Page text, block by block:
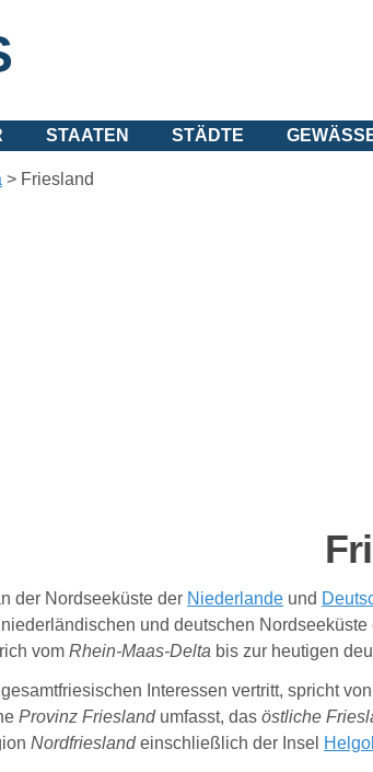
STAATEN STÄDTE
> Friesland
der Nordseeküste der Niederlande und
und deutschen
vom Rhein-Maas-Delta bis zur heutigen
Interessen vertritt, spricht
Provinz Frieslandumfasst, das östliche
Nordfrieslandeinschließlich der Insel